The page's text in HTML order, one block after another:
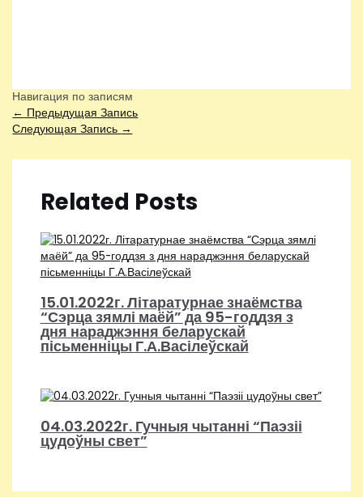
Навигация по записям
← Предыдущая Запись
Следующая Запись →
Related Posts
15.01.2022г. Літаратурнае знаёмства
“Сэрца зямлі маёй” да 95-годдзя з
дня нараджэння беларускай
пісьменніцы Г.А.Васілеўскай
04.03.2022г. Гучныя чытанні “Паэзіі
цудоўны свет”